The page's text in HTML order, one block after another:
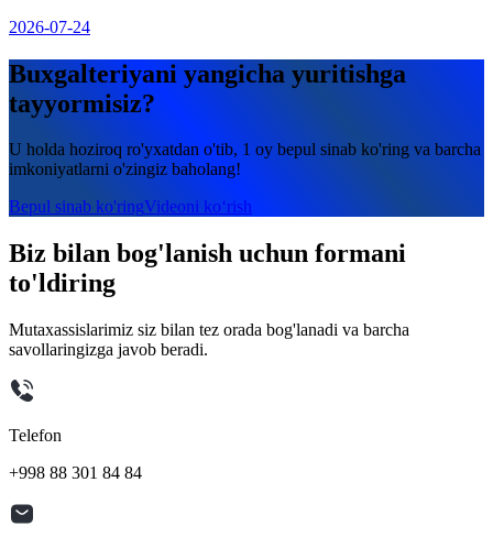
2026-07-24
Buxgalteriyani yangicha yuritishga
tayyormisiz?
U holda hoziroq ro'yxatdan o'tib, 1 oy bepul sinab ko'ring va barcha
imkoniyatlarni o'zingiz baholang!
Bepul sinab ko'ringVideoni ko‘rish
Biz bilan bog'lanish uchun formani
to'ldiring
Mutaxassislarimiz siz bilan tez orada bog'lanadi va barcha
savollaringizga javob beradi.
Telefon
+998 88 301 84 84